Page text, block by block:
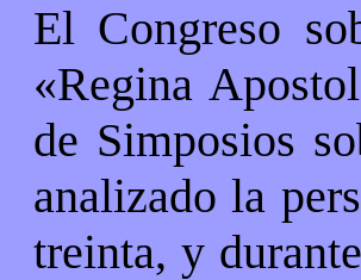
El Congreso
«Regina
de Simposios
analizado la
treinta, y